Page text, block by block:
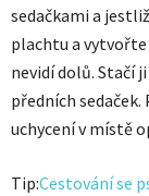
sedačkami a
plachtu a vytvořte
nevidí dolů. Stačí
předních
uchycení v místě
Tip:Cestování se